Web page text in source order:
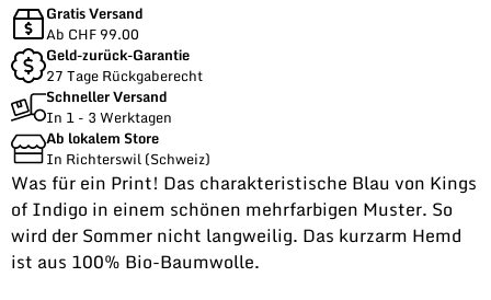
Gratis Versand
Ab CHF 99.00
Geld-zurück-Garantie
27 Tage Rückgaberecht
Schneller Versand
In 1 - 3 Werktagen
Ab lokalem Store
In Richterswil (Schweiz)
Was für ein Print! Das charakteristische Blau von Kings
of Indigo in einem schönen mehrfarbigen Muster. So
wird der Sommer nicht langweilig. Das kurzarm Hemd
ist aus 100% Bio-Baumwolle.